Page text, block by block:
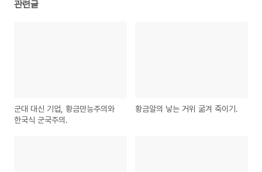
관련글
군대 대신 기업, 황금만능주의와
한국식 군국주의.
황금알의 낳는 거위 굶겨 죽이기.